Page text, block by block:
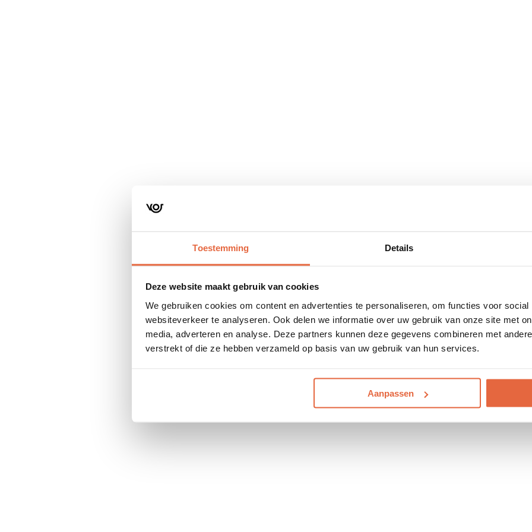
Toestemming Details
Deze website maakt gebruik van cookies
We gebruiken cookies om content en advertenties te personaliseren, om functies voor
websiteverkeer te analyseren. Ook delen we informatie over uw gebruik van onze site met
media, adverteren en analyse. Deze partners kunnen deze gegevens combineren met
verstrekt of die ze hebben verzameld op basis van uw gebruik van hun services.
Aanpassen